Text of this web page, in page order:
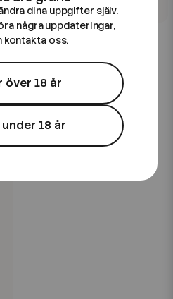
Seriously
Seriously Salty |
Blackcurrant Lemonade |
dina uppgifter själv.
några uppdateringar,
kontakta oss.
över 18 år
under 18 år